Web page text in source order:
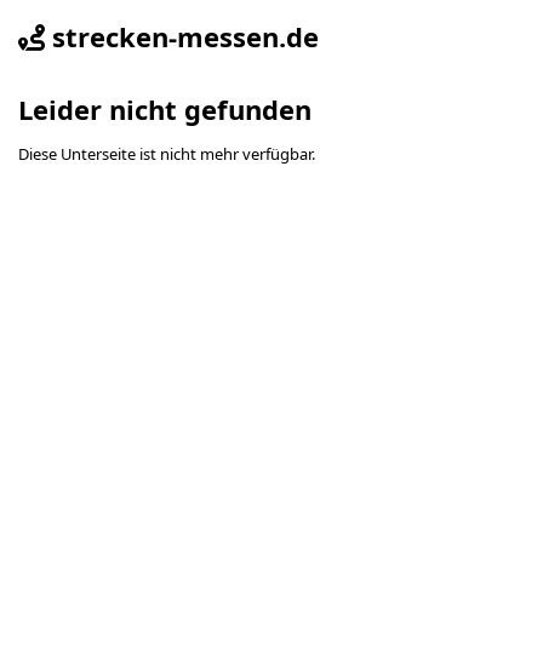
strecken-messen.de
Leider nicht gefunden
Diese Unterseite ist nicht mehr verfügbar.